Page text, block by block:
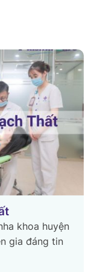
khám nha khoa
và chuyên